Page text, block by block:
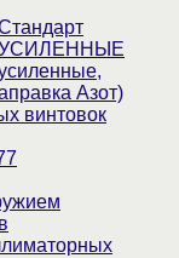
УСИЛЕННЫЕ
Азот)
винтовок